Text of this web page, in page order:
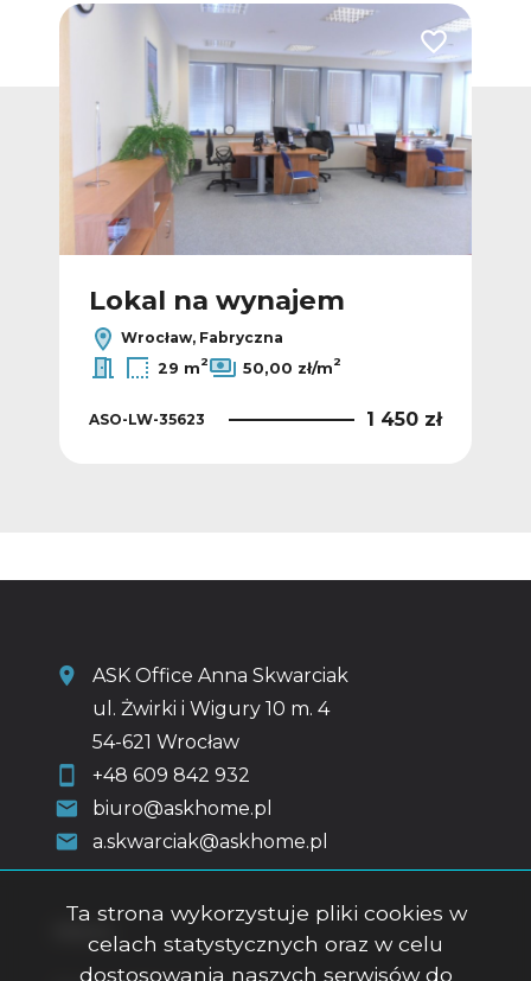
Dodaj do ulubionych Dodaj do
Lokal na wynajem
Wrocław, Fabryczna
29 m2 50,00 zł/m2
ASO-LW-35623 1 450 zł
ASK Office Anna Skwarciak
ul. Żwirki i Wigury 10 m. 4
54-621 Wrocław
+48 609 842 932
biuro@askhome.pl
a.skwarciak@askhome.pl
Ta strona wykorzystuje pliki cookies w
celach statystycznych oraz w celu
dostosowania naszych serwisów do